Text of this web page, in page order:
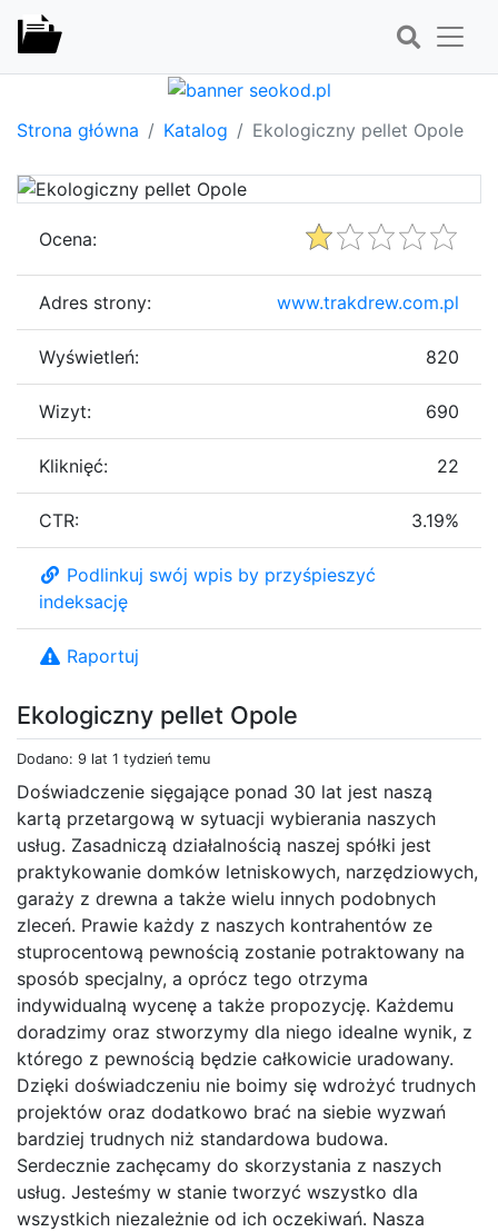
Strona główna Katalog Ekologiczny pellet Opole
Ekologiczny pellet Opole
Dodano: 9 lat 1 tydzień temu
Doświadczenie sięgające ponad 30 lat jest naszą
kartą przetargową w sytuacji wybierania naszych
usług. Zasadniczą działalnością naszej spółki jest
praktykowanie domków letniskowych, narzędziowych,
garaży z drewna a także wielu innych podobnych
zleceń. Prawie każdy z naszych kontrahentów ze
stuprocentową pewnością zostanie potraktowany na
sposób specjalny, a oprócz tego otrzyma
indywidualną wycenę a także propozycję. Każdemu
doradzimy oraz stworzymy dla niego idealne wynik, z
którego z pewnością będzie całkowicie uradowany.
Dzięki doświadczeniu nie boimy się wdrożyć trudnych
projektów oraz dodatkowo brać na siebie wyzwań
bardziej trudnych niż standardowa budowa.
Serdecznie zachęcamy do skorzystania z naszych
usług. Jesteśmy w stanie tworzyć wszystko dla
wszystkich niezależnie od ich oczekiwań. Nasza
Ocena:
Adres strony: www.trakdrew.com.pl
Wyświetleń: 820
Wizyt: 690
Kliknięć: 22
CTR: 3.19%
Podlinkuj swój wpis by przyśpieszyć
indeksację
Raportuj